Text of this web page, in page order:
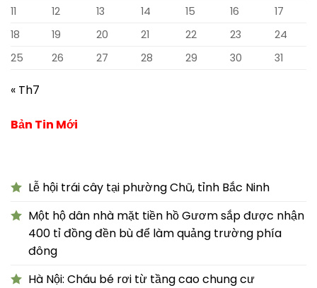
11
12 13 14 15 16
17
18
19 20 21 22 23
24
25
26 27 28 29 30 31
« Th7
Bản Tin Mới
Lễ hội trái cây tại phường Chũ, tỉnh Bắc Ninh
Một hộ dân nhà mặt tiền hồ Gươm sắp được nhận
400 tỉ đồng đền bù để làm quảng trường phía
đông
Hà Nội: Cháu bé rơi từ tầng cao chung cư